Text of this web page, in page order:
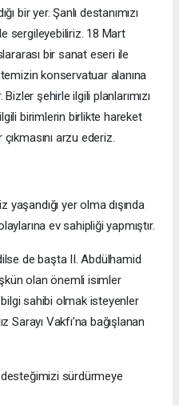
bir yer. Şanlı destanımızı
sergileyebiliriz. 18 Mart
bir sanat eseri ile
konservatuar alanına
şehirle ilgili planlarımızı
birimlerin birlikte hareket
arzu ederiz.
yer olma dışında
ev sahipliği yapmıştır.
de başta II. Abdülhamid
olan önemli isimler
sahibi olmak isteyenler
Sarayı Vakfı’na bağışlanan
sürdürmeye